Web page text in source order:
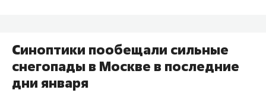
Синоптики пообещали сильные
снегопады в Москве в последние
дни января